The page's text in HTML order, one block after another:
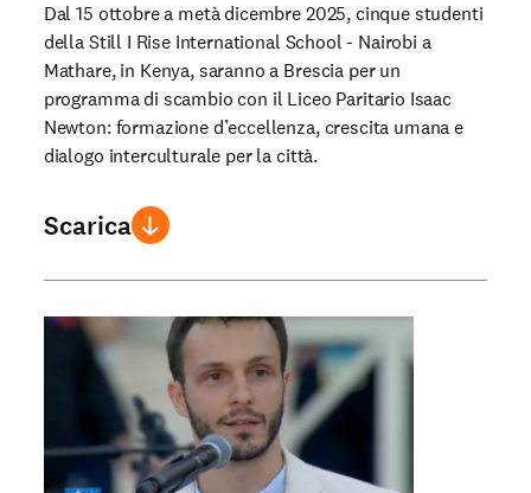
Dal 15 ottobre a metà dicembre 2025, cinque studenti
della Still I Rise International School - Nairobi a
Mathare, in Kenya, saranno a Brescia per un
programma di scambio con il Liceo Paritario Isaac
Newton: formazione d’eccellenza, crescita umana e
dialogo interculturale per la città.
Scarica